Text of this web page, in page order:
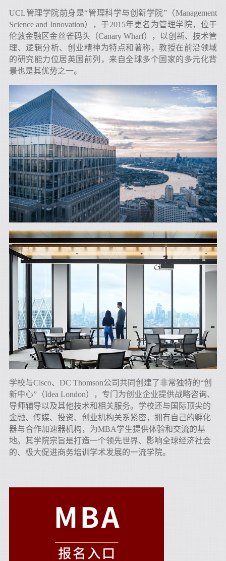
UCL管理学院前身是“管理科学与创新学院”（Management
Science and Innovation），于2015年更名为管理学院，位于
伦敦金融区金丝雀码头（Canary Wharf），以创新、技术管
理、逻辑分析、创业精神为特点和著称，教授在前沿领域
的研究能力位居英国前列，来自全球多个国家的多元化背
景也是其优势之一。
学校与Cisco、DC Thomson公司共同创建了非常独特的“创
新中心”（Idea London），专门为创业企业提供战略咨询、
导师辅导以及其他技术和相关服务。学校还与国际顶尖的
金融、传媒、投资、创业机构关系紧密，拥有自己的孵化
器与合作加速器机构，为MBA学生提供体验和交流的基
地。 其学院宗旨是打造一个领先世界、影响全球经济社会
的、极大促进商务培训学术发展的一流学院。